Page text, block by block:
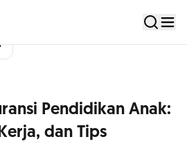
Pendidikan Anak:
dan Tips